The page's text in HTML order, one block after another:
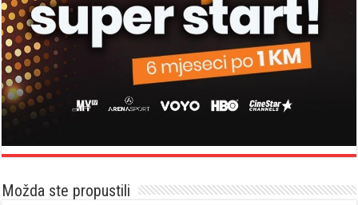
Možda ste propustili